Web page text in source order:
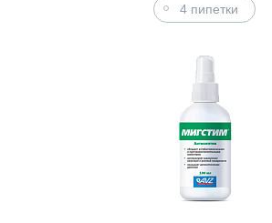
4 пипетки